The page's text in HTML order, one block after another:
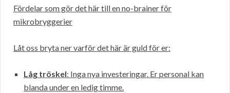
Fördelar som gör det här till en no-brainer för
mikrobryggerier
Låt oss bryta ner varför det här är guld för er:
Låg tröskel: Inga nya investeringar. Er personal kan
blanda under en ledig timme.